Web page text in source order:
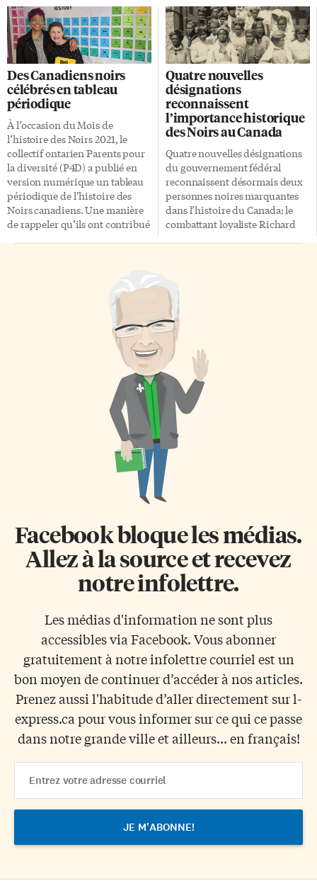
de l’histoire des Noirs 2021»,
indique la directrice générale
Florence Ngenzebuhoro. «Il
nous incombe de contribuer à
l’élimination des barrières
systémiques et matérielles qui
entravent à la pleine
participation des Noirs dans la
prise en charge complète de
leur bien-être et
épanouissement à tous les
niveaux.» Avec l’Université
York Cette initiative est
financée par Réseau pour
l’avancement des
communautés […]
personnes de race noire les plus
vulnérables dans le secteur de
Scarborough. Pendant cette
période de confinement lié à la
crise sanitaire, et pour marquer
le Mois de l’histoire des Noirs,
«nous sommes heureux
d’appuyer les initiatives du
Centre communautaire TAIBU
auprès des Noirs francophones
dans la région de
Scarborough», de dire la
directrice générale du CFGT,
Florence Ngenzebuhoro.
Jusqu’à la fin du […]
Des Canadiens noirs
célébrés en tableau
périodique
À l’occasion du Mois de
l’histoire des Noirs 2021, le
collectif ontarien Parents pour
la diversité (P4D) a publié en
version numérique un tableau
périodique de l’histoire des
Noirs canadiens. Une manière
de rappeler qu’ils ont contribué
contre le racisme, un enjeu
encore réel en 2021. L’outil, créé
en février 2020 par Amber
Labelle, membre du conseil
d’administration de P4D,
présente 118 Canadiens et
Canadiennes noirs qui se sont
illustrés ou s’illustrent dans des
secteurs aussi divers que le
sport, la littérature, la […]
Quatre nouvelles
désignations
reconnaissent
l’importance historique
des Noirs au Canada
Quatre nouvelles désignations
du gouvernement fédéral
reconnaissent désormais deux
personnes noires marquantes
dans l’histoire du Canada: le
combattant loyaliste Richard
au Canada aux 17e, 18e et 19e
siècles, et le Programme de
recrutements de domestiques
antillaises. L’annonce a été faite
à la fin juillet par le ministre
responsable de Parcs Canada,
Jonathan Wilkinson. Il s’agit
d’une bonne nouvelle selon
Amadou Ba, professeur à
l’Université Laurentienne et
auteur du livre L’Histoire
oubliée de la contribution des
esclaves et soldats noirs à
Facebook bloque les médias.
Allez à la source et recevez
notre infolettre.
Les médias d'information ne sont plus
accessibles via Facebook. Vous abonner
gratuitement à notre infolettre courriel est un
bon moyen de continuer d’accéder à nos articles.
Prenez aussi l'habitude d’aller directement sur l-
express.ca pour vous informer sur ce qui ce passe
dans notre grande ville et ailleurs... en français!
Address